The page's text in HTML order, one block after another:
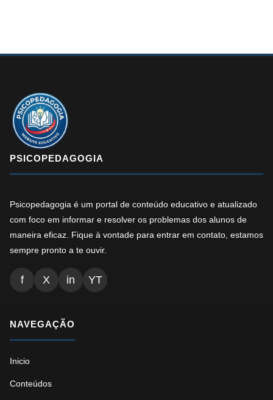
PSICOPEDAGOGIA
Psicopedagogia é um portal de conteúdo educativo e atualizado
com foco em informar e resolver os problemas dos alunos de
maneira eficaz. Fique à vontade para entrar em contato, estamos
sempre pronto a te ouvir.
f X in YT
NAVEGAÇÃO
Inicio
Conteúdos